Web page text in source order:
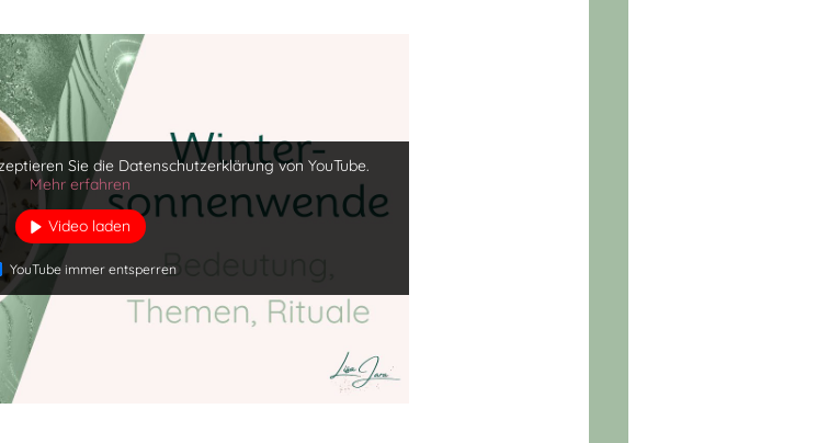
Sie die Datenschutzerklärung von YouTube.
Mehr erfahren
Video laden
YouTube immer entsperren